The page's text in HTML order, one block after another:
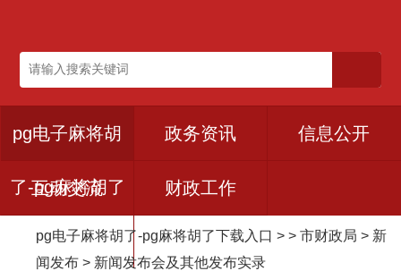
pg电子麻将胡
了-pg麻将胡了
下载入口
政务资讯 信息公开
互动交流 财政工作
pg电子麻将胡了-pg麻将胡了下载入口 > > 市财政局 > 新
闻发布 > 新闻发布会及其他发布实录